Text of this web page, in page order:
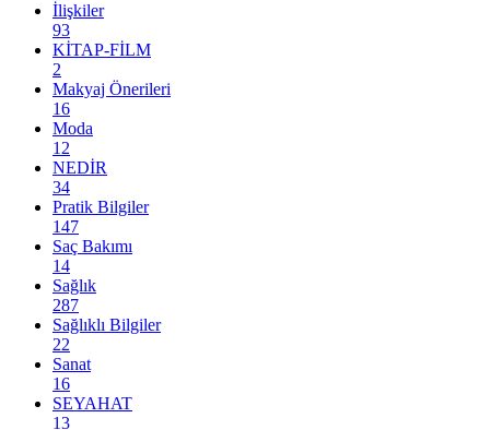
İlişkiler
93
KİTAP-FİLM
2
Makyaj Önerileri
16
Moda
12
NEDİR
34
Pratik Bilgiler
147
Saç Bakımı
14
Sağlık
287
Sağlıklı Bilgiler
22
Sanat
16
SEYAHAT
13